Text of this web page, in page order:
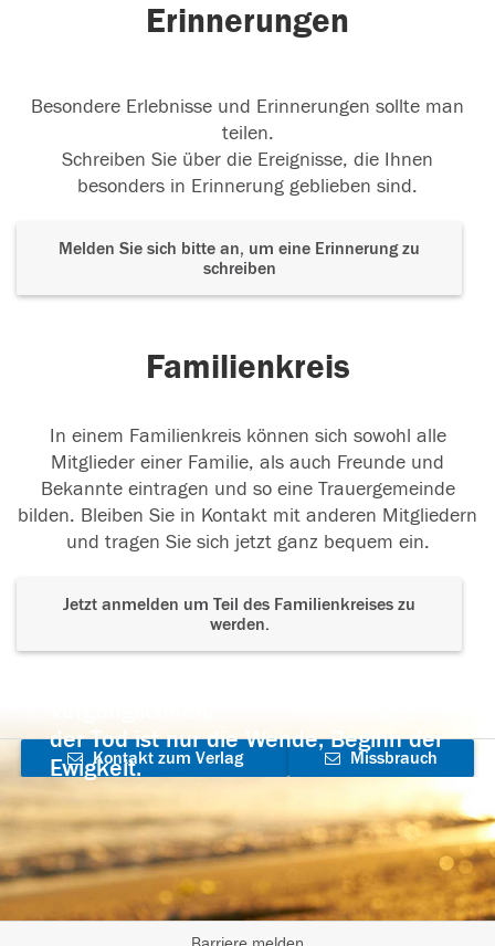
Erinnerungen
Besondere Erlebnisse und Erinnerungen sollte man
teilen.
Schreiben Sie über die Ereignisse, die Ihnen
besonders in Erinnerung geblieben sind.
Melden Sie sich bitte an, um eine Erinnerung zu
schreiben
Familienkreis
In einem Familienkreis können sich sowohl alle
Mitglieder einer Familie, als auch Freunde und
Bekannte eintragen und so eine Trauergemeinde
bilden. Bleiben Sie in Kontakt mit anderen Mitgliedern
und tragen Sie sich jetzt ganz bequem ein.
Jetzt anmelden um Teil des Familienkreises zu
werden.
der Tod ist nur die Wende, Beginn der
Ewigkeit.
Kontakt zum Verlag
aufnehmen
Missbrauch